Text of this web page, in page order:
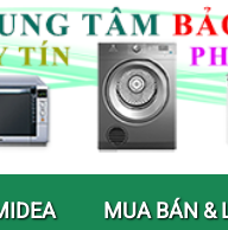
MUA BÁN &